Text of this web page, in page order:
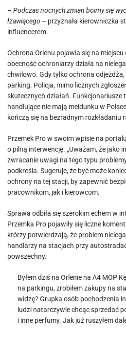
– Podczas nocnych zmian boimy się
łzawiącego – przyznała kierowniczka
influencerem.
Ochrona Orlenu pojawia się na
obecność ochroniarzy działa na
chwilowo. Gdy tylko ochrona odjeżdża,
parking. Policja, mimo licznych
skutecznych działań. Funkcjonariusze
handlujące nie mają meldunku w
kończą się na bezradnym rozkładaniu
Przemek Pro w swoim wpisie na
o pilną interwencję. „Uważam, że jako
zwracanie uwagi na tego typu
podkreśla. Sugeruje, że być może
ochrony na tej stacji, by zapewnić
pracownikom, jak i kierowcom.
Sprawa odbiła się szerokim echem w
Przemka Pro pojawiły się liczne
którzy potwierdzają, że problem
handlarzy na stacjach przy
powszechny.
Byłem dziś na Orlenie na A4 MOP
na parkingu, zrobiłem zakupy na
widzę? Grupka osób pochodzenia
ludzi natarczywie chcąc sprzedać
i inne perfumy. Jak już ruszyłem